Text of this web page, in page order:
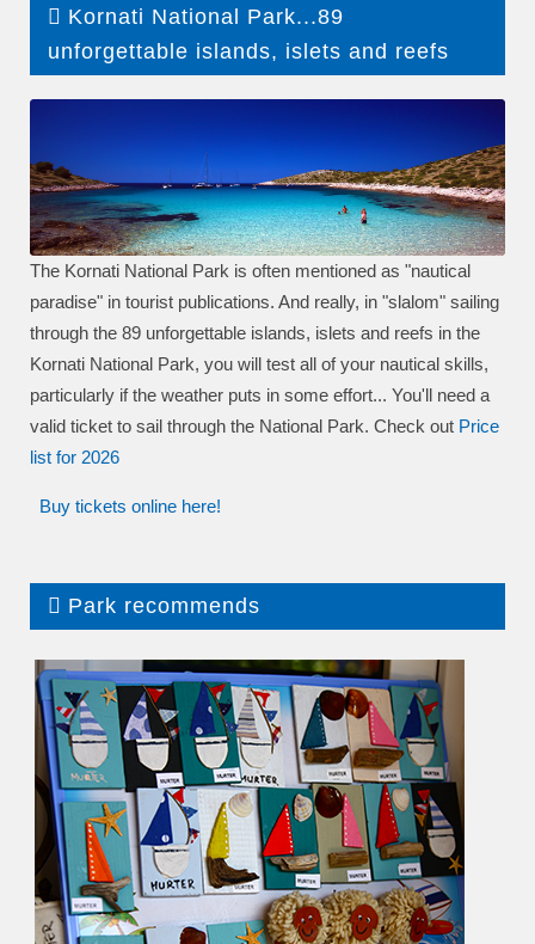
Kornati National Park...89
unforgettable islands, islets and reefs
The Kornati National Park is often mentioned as "nautical
paradise" in tourist publications. And really, in "slalom" sailing
through the 89 unforgettable islands, islets and reefs in the
Kornati National Park, you will test all of your nautical skills,
particularly if the weather puts in some effort... You'll need a
valid ticket to sail through the National Park. Check out Price
list for 2026
Buy tickets online here!
Park recommends